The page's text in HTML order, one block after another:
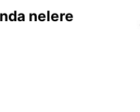
nelere